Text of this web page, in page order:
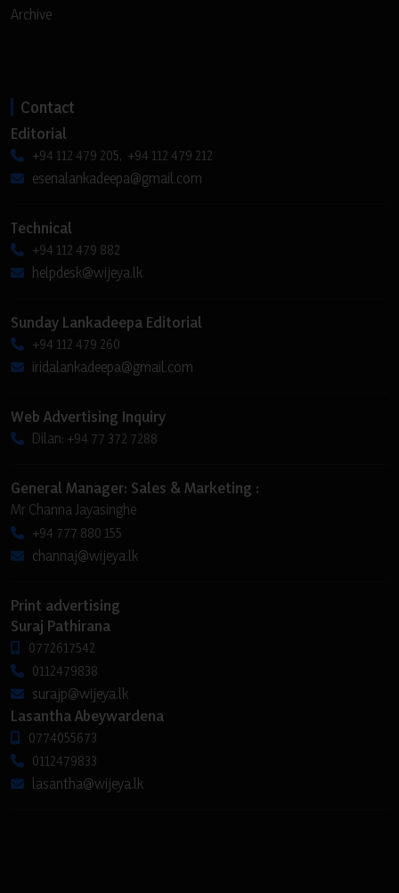
Archive
Contact
Editorial
+94 112 479 205, +94 112 479 212
esenalankadeepa@gmail.com
Technical
+94 112 479 882
helpdesk@wijeya.lk
Sunday Lankadeepa Editorial
+94 112 479 260
iridalankadeepa@gmail.com
Web Advertising Inquiry
Dilan: +94 77 372 7288
General Manager: Sales & Marketing :
Mr Channa Jayasinghe
+94 777 880 155
channaj@wijeya.lk
Print advertising
Suraj Pathirana
0772617542
0112479838
surajp@wijeya.lk
Lasantha Abeywardena
0774055673
0112479833
lasantha@wijeya.lk